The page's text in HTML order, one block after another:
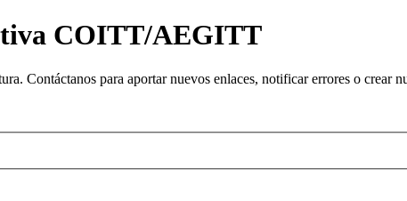
COITT/AEGITT
Contáctanos para aportar nuevos enlaces, notificar errores o crear